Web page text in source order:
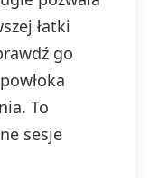
łatki
go
To
sesje